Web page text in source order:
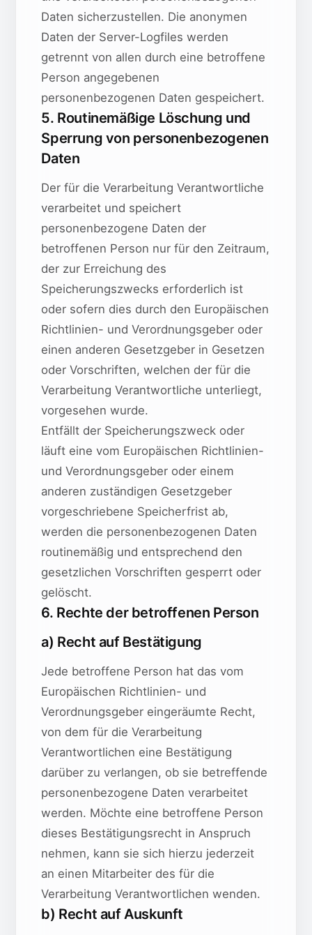
Daten sicherzustellen. Die anonymen
Daten der Server-Logfiles werden
getrennt von allen durch eine betroffene
Person angegebenen
personenbezogenen Daten gespeichert.
5. Routinemäßige Löschung und
Sperrung von personenbezogenen
Daten
Der für die Verarbeitung Verantwortliche
verarbeitet und speichert
personenbezogene Daten der
betroffenen Person nur für den Zeitraum,
der zur Erreichung des
Speicherungszwecks erforderlich ist
oder sofern dies durch den Europäischen
Richtlinien- und Verordnungsgeber oder
einen anderen Gesetzgeber in Gesetzen
oder Vorschriften, welchen der für die
Verarbeitung Verantwortliche unterliegt,
vorgesehen wurde.
Entfällt der Speicherungszweck oder
läuft eine vom Europäischen Richtlinien-
und Verordnungsgeber oder einem
anderen zuständigen Gesetzgeber
vorgeschriebene Speicherfrist ab,
werden die personenbezogenen Daten
routinemäßig und entsprechend den
gesetzlichen Vorschriften gesperrt oder
gelöscht.
6. Rechte der betroffenen Person
a) Recht auf Bestätigung
Jede betroffene Person hat das vom
Europäischen Richtlinien- und
Verordnungsgeber eingeräumte Recht,
von dem für die Verarbeitung
Verantwortlichen eine Bestätigung
darüber zu verlangen, ob sie betreffende
personenbezogene Daten verarbeitet
werden. Möchte eine betroffene Person
dieses Bestätigungsrecht in Anspruch
nehmen, kann sie sich hierzu jederzeit
an einen Mitarbeiter des für die
Verarbeitung Verantwortlichen wenden.
b) Recht auf Auskunft